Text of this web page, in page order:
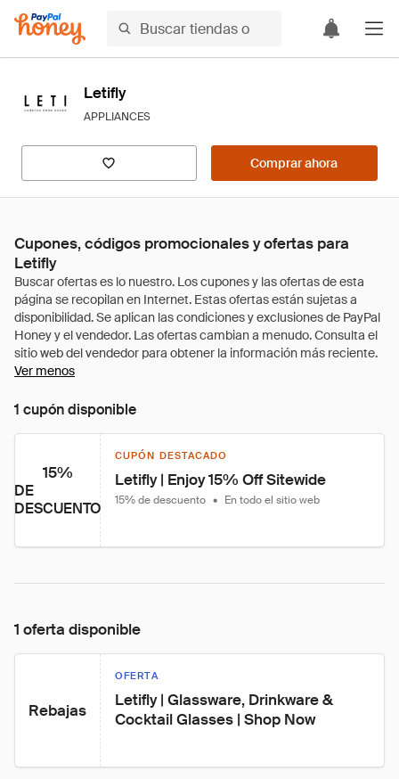
Letifly
APPLIANCES
Comprar ahora
Cupones, códigos promocionales y ofertas para
Letifly
Ver menos
1 cupón disponible
15%
DE
DESCUENTO
CUPÓN DESTACADO
Letifly | Enjoy 15% Off Sitewide
15% de descuento • En todo el sitio web
1 oferta disponible
Rebajas
OFERTA
Letifly | Glassware, Drinkware &
Cocktail Glasses | Shop Now